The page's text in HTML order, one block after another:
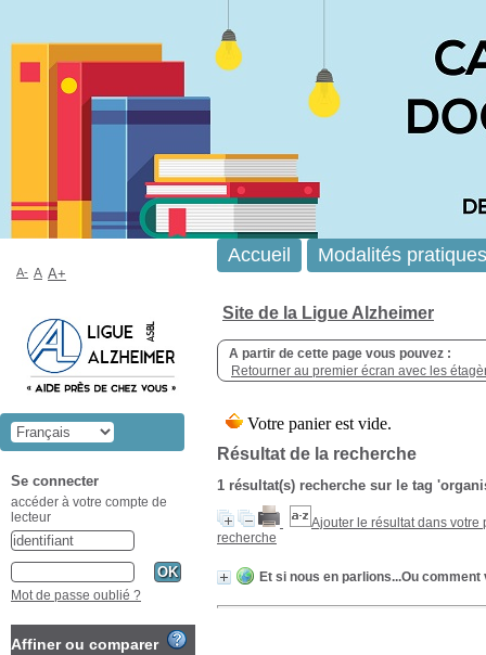
Site de la Ligue Alzheimer
A partir de cette page vous pouvez :
Retourner au premier écran avec les
Résultat de la recherche
1 résultat(s) recherche sur le tag
Ajouter le résultat dans votre
recherche
Et si nous en parlions...Ou
Accueil Modalités pratiques
A- A A+
Se connecter
accéder à votre compte de
lecteur
Mot de passe oublié ?
Affiner ou comparer